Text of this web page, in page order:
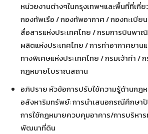
หน่วยงานต่างๆในกรุงเทพฯและพื้นที่ที่เกี่
กองทัพเรือ / กองทัพอากาศ / กองทะเบีย
สื่อสารแห่งประเทศไทย / กรมการบินพา
ผลิตแห่งประเทศไทย / การท่าอากาศยาน
ทางพิเศษแห่งประเทศไทย / กรมเจ้าท่า /
กฎหมายโบราณสถาน
อภิปราย หัวข้อการปรับใช้ความรู้ด้านกฎ
อสังหาริมทรัพย์: การนำเสนอกรณีศึกษา
การใช้กฎหมายควบคุมอาคาร/การบริหา
พัฒนาที่ดิน